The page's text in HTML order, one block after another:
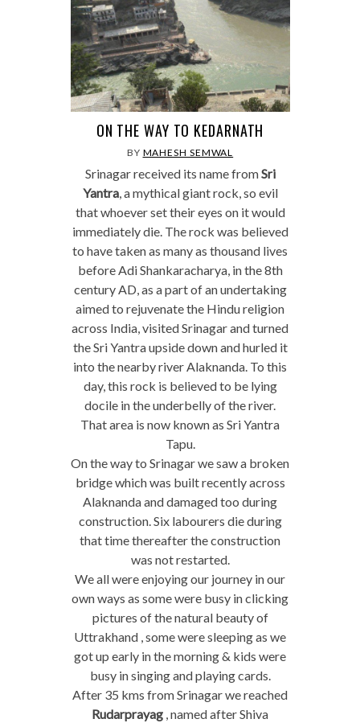
ON THE WAY TO KEDARNATH
BY MAHESH SEMWAL
Srinagar received its name fromSri
Yantra, a mythical giant rock, so evil
that whoever set their eyes on it would
immediately die. The rock was believed
to have taken as many as thousand lives
before Adi Shankaracharya, in the 8th
century AD, as a part of an undertaking
aimed to rejuvenate the Hindu religion
across India, visited Srinagar and turned
the Sri Yantra upside down and hurled it
into the nearby river Alaknanda. To this
day, this rock is believed to be lying
docile in the underbelly of the river.
That area is now known as Sri Yantra
Tapu.
On the way to Srinagar we saw a broken
bridge which was built recently across
Alaknanda and damaged too during
construction. Six labourers die during
that time thereafter the construction
was not restarted.
We all were enjoying our journey in our
own ways as some were busy in clicking
pictures of the natural beauty of
Uttrakhand , some were sleeping as we
got up early in the morning & kids were
busy in singing and playing cards.
After 35 kms from Srinagar we reached
Rudarprayag , named after Shiva